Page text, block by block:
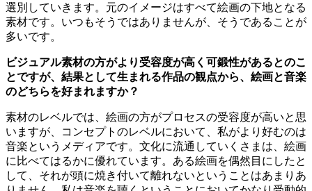
選別していきます。元のイメージはすべて絵画の下地となる
素材です。いつもそうではありませんが、そうであることが
多いです。
ビジュアル素材の方がより受容度が高く可鍛性があるとのこ
とですが、結果として生まれる作品の観点から、絵画と音楽
のどちらを好まれますか？
素材のレベルでは、絵画の方がプロセスの受容度が高いと思
いますが、コンセプトのレベルにおいて、私がより好むのは
音楽というメディアです。文化に流通していくさまは、絵画
に比べてはるかに優れています。ある絵画を偶然目にしたと
して、それが頭に焼き付いて離れないということはあまりあ